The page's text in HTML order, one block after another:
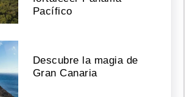
Pacífico
Descubre la magia de
Gran Canaria